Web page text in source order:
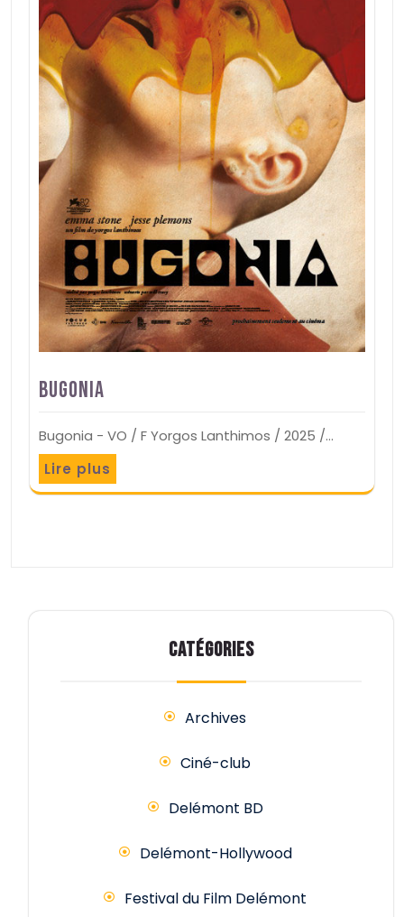
Bugonia
Bugonia - VO / F Yorgos Lanthimos / 2025 /…
Lire plus
CATÉGORIES
Archives
Ciné-club
Delémont BD
Delémont-Hollywood
Festival du Film Delémont